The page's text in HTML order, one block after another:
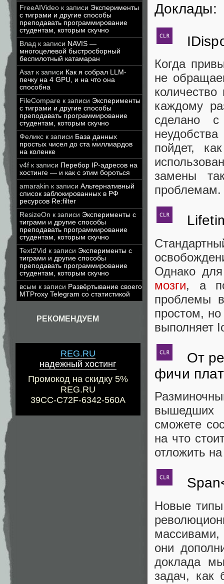
FreeAIVideo к записи Эксперименты
с тиграми и другие способы
преподавать программирование
студентам, которым скучно
Влад к записи NAVIS —
многоцелевой быстросборный
беспилотный катамаран
Азатк записи Как я собрал LLM-
печку на 4 GPU, и на что она
способна
FileCompare к записи Эксперименты
с тиграми и другие способы
преподавать программирование
студентам, которым скучно
Феликс к записи База данных
простых чисел до ста миллиардов
на коленке
v4f к записи Перебор IP-адресов на
хостинге — и как с этим бороться
amarakin к записи Альтернативный
список заблокированных в РФ
ресурсов Re:filter
ResizeOn к записи Эксперименты с
тиграми и другие способы
преподавать программирование
студентам, которым скучно
Text2Vid к записи Эксперименты с
тиграми и другие способы
преподавать программирование
студентам, которым скучно
всым к записи Развёртывание своего
MTProxy Telegram со статистикой
РЕКОМЕНДУЕМ
REG.RU
надежный хостинг
Промокод на скидку 5%
REG.RU
39CC-C72F-6342-560A
Доклады:
Когда
не
каждому
сделано
пойдет,
замены
проблемам.
Однако для
мозги, а
проблемы
простом,
выполняет
От
фичи
вышедших
сможете
на что
отложить
Новые
они
доклада
задач, как